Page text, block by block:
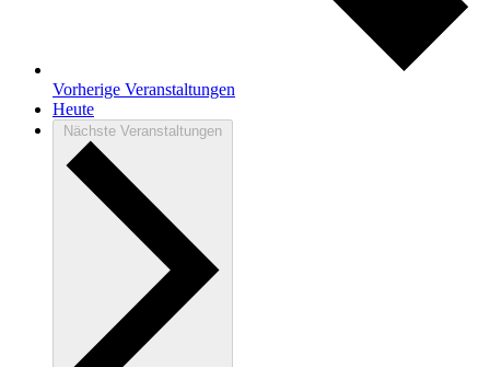
Vorherige Veranstaltungen
Heute
Nächste Veranstaltungen